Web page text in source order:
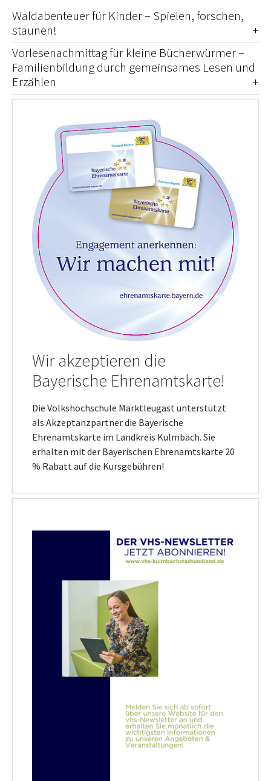
Waldabenteuer für Kinder – Spielen, forschen,
staunen!
Vorlesenachmittag für kleine Bücherwürmer –
Familienbildung durch gemeinsames Lesen und
Erzählen
Wir akzeptieren die
Bayerische Ehrenamtskarte!
Die Volkshochschule Marktleugast unterstützt
als Akzeptanzpartner die Bayerische
Ehrenamtskarte im Landkreis Kulmbach. Sie
erhalten mit der Bayerischen Ehrenamtskarte 20
% Rabatt auf die Kursgebühren!